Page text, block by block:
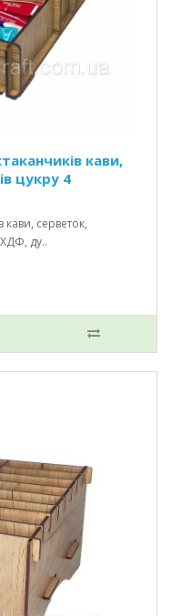
кави,
цукру 4
кави, серветок,
ду..